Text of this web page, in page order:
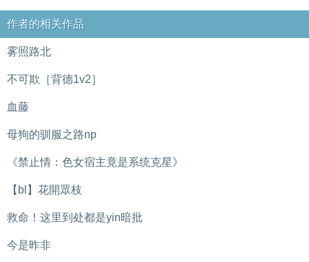
作者的相关作品
雾照路北
不可欺［背德1v2］
血藤
母狗的驯服之路np
《禁止情：色女宿主竟是系统克星》
【bl】花開眾枝
救命！这里到处都是yin暗批
今是昨非